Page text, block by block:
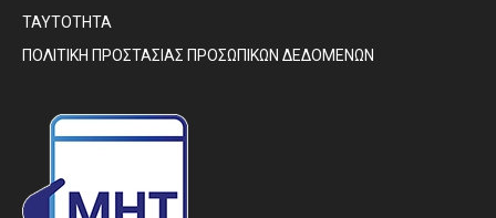
ΤΑΥΤΟΤΗΤΑ
ΠΟΛΙΤΙΚΗ ΠΡΟΣΤΑΣΙΑΣ ΠΡΟΣΩΠΙΚΩΝ ΔΕΔΟΜΕΝΩΝ